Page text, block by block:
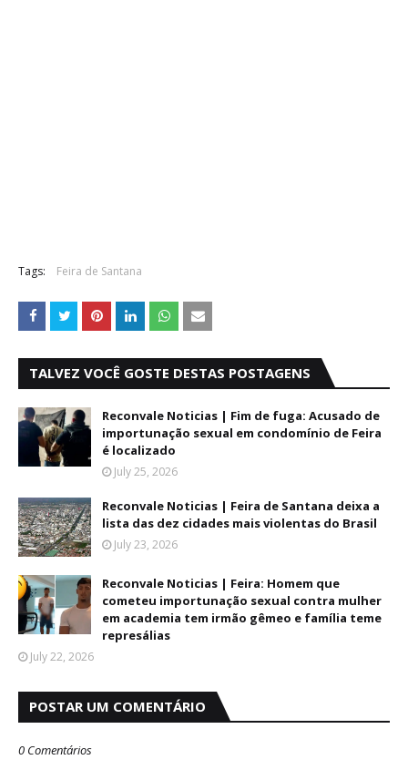
Tags: Feira de Santana
TALVEZ VOCÊ GOSTE DESTAS POSTAGENS
Reconvale Noticias | Fim de fuga: Acusado de
importunação sexual em condomínio de Feira
é localizado
July 25, 2026
Reconvale Noticias | Feira de Santana deixa a
lista das dez cidades mais violentas do Brasil
July 23, 2026
Reconvale Noticias | Feira: Homem que
cometeu importunação sexual contra mulher
em academia tem irmão gêmeo e família teme
represálias
July 22, 2026
POSTAR UM COMENTÁRIO
0 Comentários